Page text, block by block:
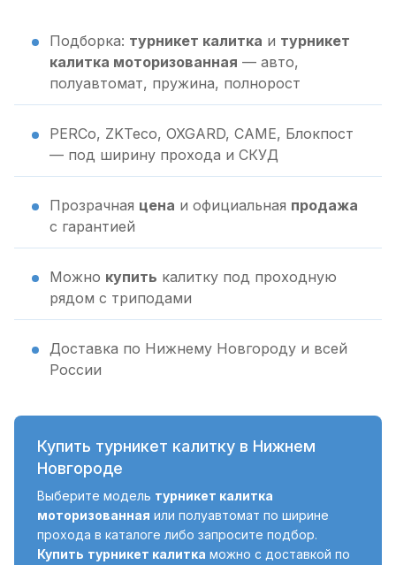
Подборка: турникет калитка и турникет
калитка моторизованная — авто,
полуавтомат, пружина, полнорост
PERCo, ZKTeco, OXGARD, CAME, Блокпост
— под ширину прохода и СКУД
Прозрачная цена и официальная продажа
с гарантией
Можно купить калитку под проходную
рядом с триподами
Доставка по Нижнему Новгороду и всей
России
Купить турникет калитку в Нижнем
Новгороде
Выберите модель турникет калитка
моторизованная или полуавтомат по ширине
прохода в каталоге либо запросите подбор.
Купить турникет калитка можно с доставкой по